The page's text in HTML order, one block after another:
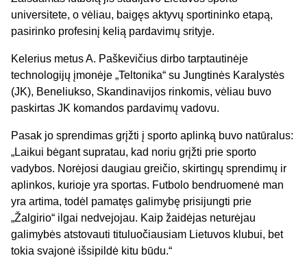
universitete, o vėliau, baigęs aktyvų sportininko etapą,
pasirinko profesinį kelią pardavimų srityje.
Kelerius metus A. Paškevičius dirbo tarptautinėje
technologijų įmonėje „Teltonika“ su Jungtinės Karalystės
(JK), Beneliukso, Skandinavijos rinkomis, vėliau buvo
paskirtas JK komandos pardavimų vadovu.
Pasak jo sprendimas grįžti į sporto aplinką buvo natūralus:
„Laikui bėgant supratau, kad noriu grįžti prie sporto
vadybos. Norėjosi daugiau greičio, skirtingų sprendimų ir
aplinkos, kurioje yra sportas. Futbolo bendruomenė man
yra artima, todėl pamatęs galimybę prisijungti prie
„Žalgirio“ ilgai nedvejojau. Kaip žaidėjas neturėjau
galimybės atstovauti tituluočiausiam Lietuvos klubui, bet
tokia svajonė išsipildė kitu būdu.“